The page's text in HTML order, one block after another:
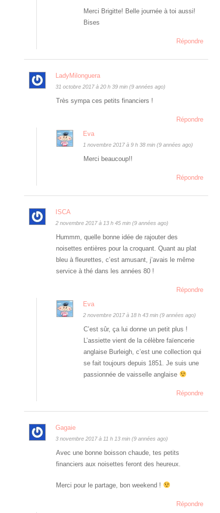
Merci Brigitte! Belle journée à toi aussi!
Bises
Répondre
LadyMilonguera
31 octobre 2017 à 20 h 39 min (9 années ago)
Très sympa ces petits financiers !
Répondre
Eva
1 novembre 2017 à 9 h 38 min (9 années ago)
Merci beaucoup!!
Répondre
ISCA
2 novembre 2017 à 13 h 45 min (9 années ago)
Hummm, quelle bonne idée de rajouter des
noisettes entières pour la croquant. Quant au plat
bleu à fleurettes, c’est amusant, j’avais le même
service à thé dans les années 80 !
Répondre
Eva
2 novembre 2017 à 18 h 43 min (9 années ago)
C’est sûr, ça lui donne un petit plus !
L’assiette vient de la célèbre faïencerie
anglaise Burleigh, c’est une collection qui
se fait toujours depuis 1851. Je suis une
passionnée de vaisselle anglaise
Répondre
Gagaie
3 novembre 2017 à 11 h 13 min (9 années ago)
Avec une bonne boisson chaude, tes petits
financiers aux noisettes feront des heureux.
Merci pour le partage, bon weekend !
Répondre